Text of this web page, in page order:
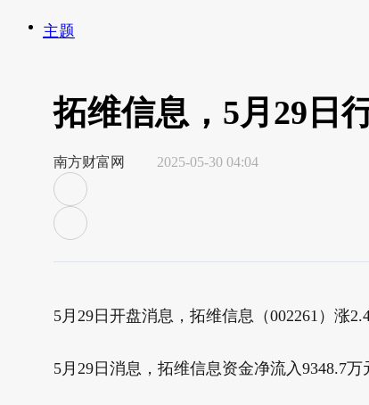
主题
拓维信息，5月29日
南方财富网 2025-05-30 04:04
5月29日开盘消息，拓维信息（002261）涨
5月29日消息，拓维信息资金净流入9348.7